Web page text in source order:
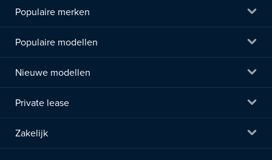
Populaire merken
Populaire modellen
Nieuwe modellen
Private lease
Zakelijk